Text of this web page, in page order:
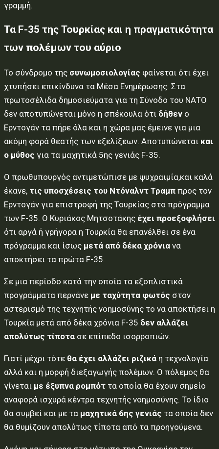
γραμμή.
Τα F-35 της Τουρκίας και η πραγματικότητα
των πολέμων του αύριο
Το σύνδρομο της συνωμοσιολογίας φαίνεται ότι έχει
χτυπήσει επικίνδυνα τα Μέσα Ενημέρωσης. Στα
πρωτοσέλιδα δημοσιεύματα για τη Σύνοδο του ΝΑΤΟ
δεν αποτυπώνεται μόνο η σπέκουλα ότι δήθεν ο
Ερντογάν τα πήρε όλα και η χώρα μας έμεινε για μια
ακόμη φορά θεατής των εξελίξεων. Αποτυπώνεται και
ο μύθος για τα μαχητικά 5ης γενιάς F-35.
O πρωθυπουργός αντιμετώπισε με ψυχραιμία,και καλά
έκανε, τις υποσχέσεις του Ντόναλντ Τραμπ προς τον
Ερντογάν για επιστροφή της Τουρκίας στο πρόγραμμα
των F-35. O Kυριάκος Μητσοτάκης έχει προεξοφλήσει
ότι αργά ή γρήγορα η Τουρκία θα επανέλθει σε ένα
πρόγραμμα και ίσως μετά από δέκα χρόνια να
αποκτήσει τα πρώτα F-35.
Σε μια περίοδο κατά την οποία τα εξοπλιστικά
προγράμματα περνάνε με ταχύτητα φωτός στον
αστερισμό της τεχνητής νοημοσύνης το να αποκτήσει η
Τουρκία μετά από δέκα χρόνια F-35 δεν αλλάζει
απολύτως τίποτα σε επίπεδο ισορροπιών.
Γιατί μέχρι τότε θα έχει αλλάζει ριζικά η τεχνολογία
αλλά και η μορφή διεξαγωγής πολέμων. Ο πόλεμος θα
γίνεται με έξυπνα ρομπότ τα οποία θα έχουν σημείο
αναφορά ισχυρά κέντρα τεχνητής νοημοσύνης. Το ίδιο
θα συμβεί και με τα μαχητικά 6ης γενιάς τα οποία δεν
θα θυμίζουν απολύτως τίποτα από τα προηγούμενα.